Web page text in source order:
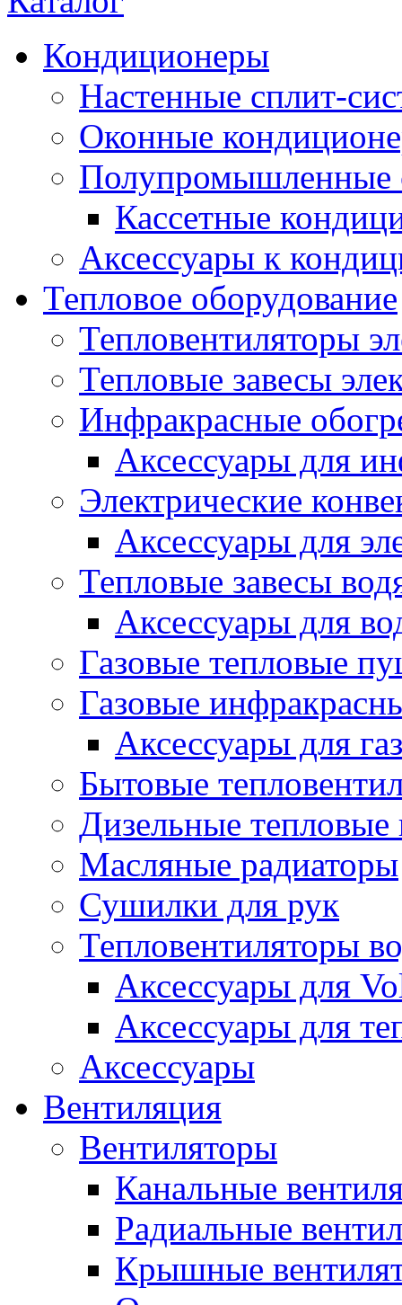
Кондиционеры
Настенные сплит-
Оконные
Полупромышленные
Кассетные
Аксессуары к
Тепловое оборудование
Тепловентиляторы
Тепловые завесы
Инфракрасные
Аксессуары для
Электрические
Аксессуары для
Тепловые завесы
Аксессуары для
Газовые тепловые
Газовые
Аксессуары для
Бытовые
Дизельные
Масляные радиаторы
Сушилки для рук
Тепловентиляторы
Аксессуары для
Аксессуары для
Аксессуары
Вентиляция
Вентиляторы
Канальные
Радиальные
Крышные